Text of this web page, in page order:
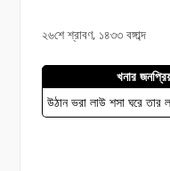
২৬শে শ্রাবণ, ১৪৩৩ বঙ্গাব্দ
খনার
উঠান ভরা লাউ শসা ঘরে তার